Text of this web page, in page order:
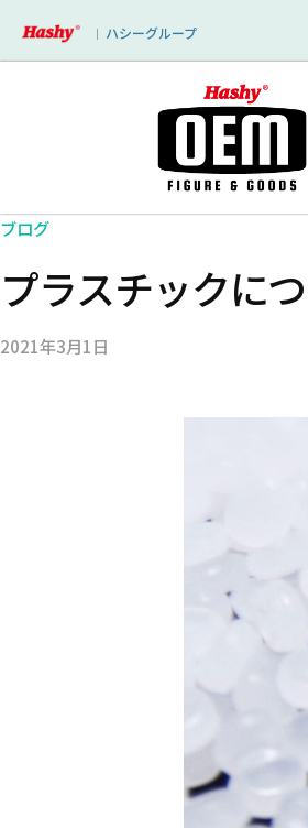
｜ ハシーグループ
ブログ
プラスチックに
2021年3月1日